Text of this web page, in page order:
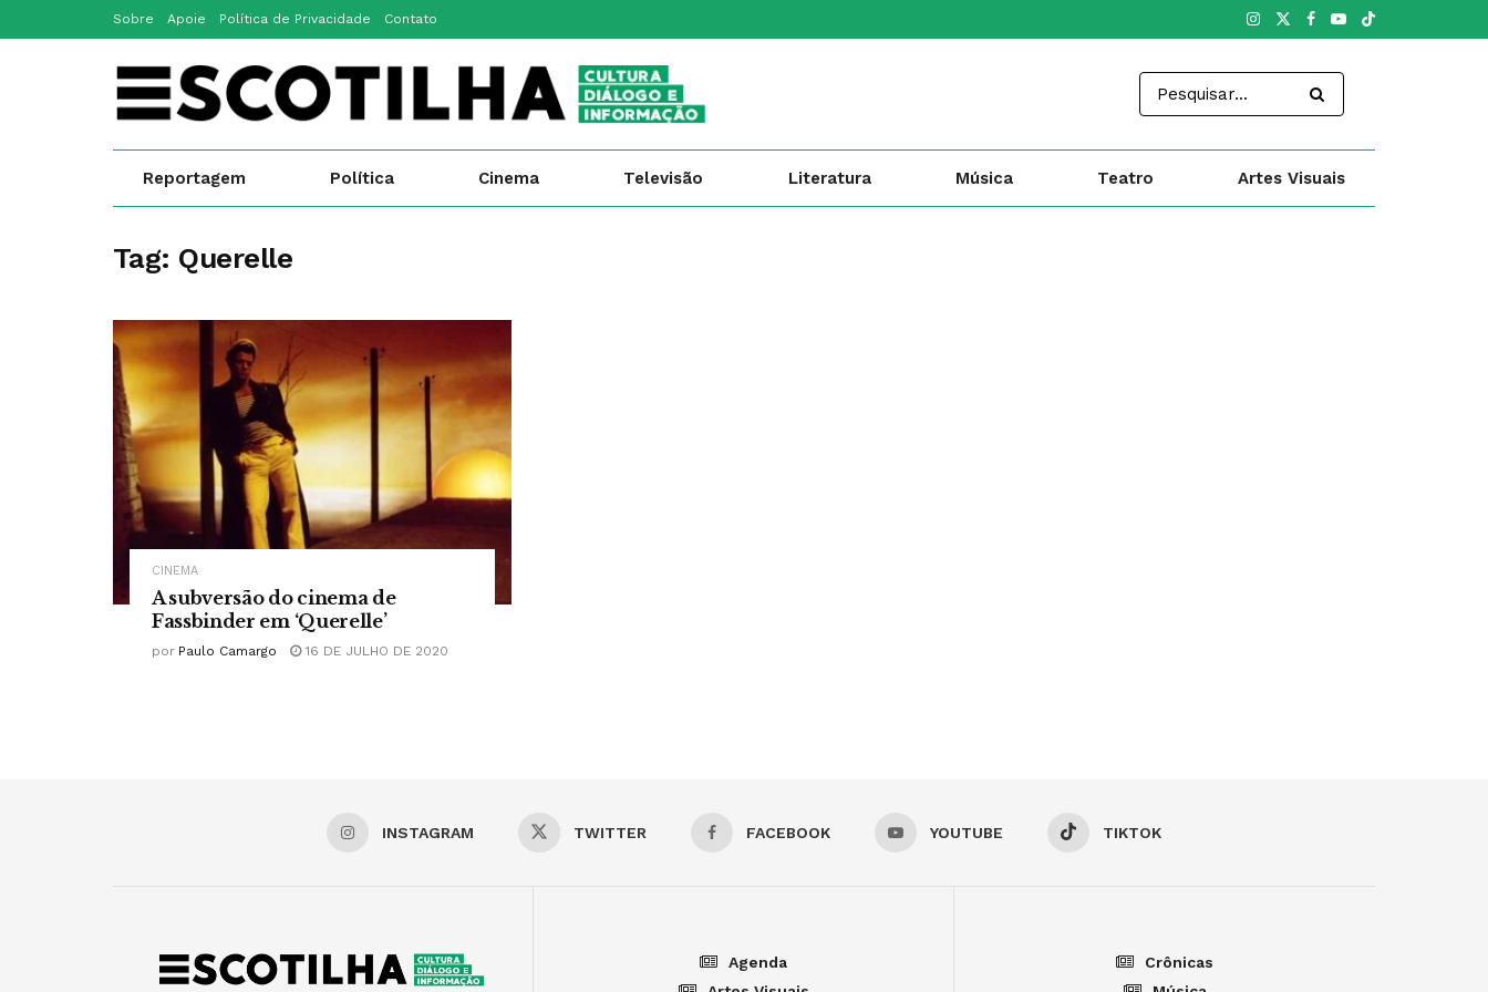
Sobre Apoie Política de Privacidade Contato
Reportagem Política Cinema Televisão Literatura Música Teatro Artes Visuais
Tag: Querelle
CINEMA
A subversão do cinema de
Fassbinder em ‘Querelle’
por Paulo Camargo 16 DE JULHO DE 2020
INSTAGRAM TWITTER FACEBOOK YOUTUBE TIKTOK
Agenda
Crônicas